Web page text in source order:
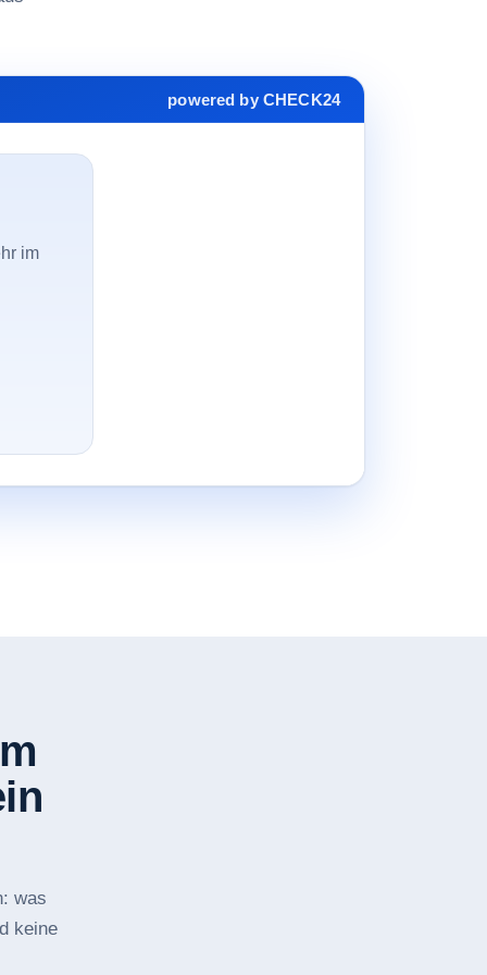
powered by CHECK24
im
was
keine